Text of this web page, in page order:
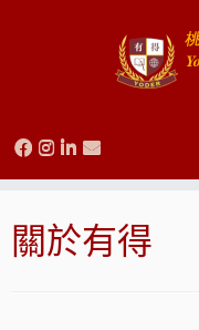
to
content
關於有得